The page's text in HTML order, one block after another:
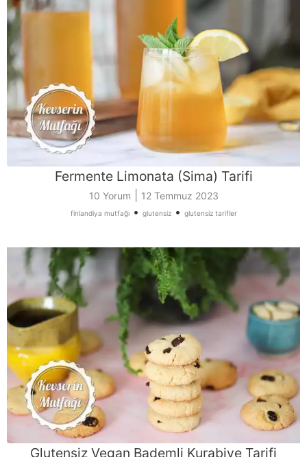
Fermente Limonata (Sima) Tarifi
10 Yorum 12 Temmuz 2023
finlandiya mutfağı• glutensiz• glutensiz tarifler
Glutensiz Vegan Bademli Kurabiye Tarifi